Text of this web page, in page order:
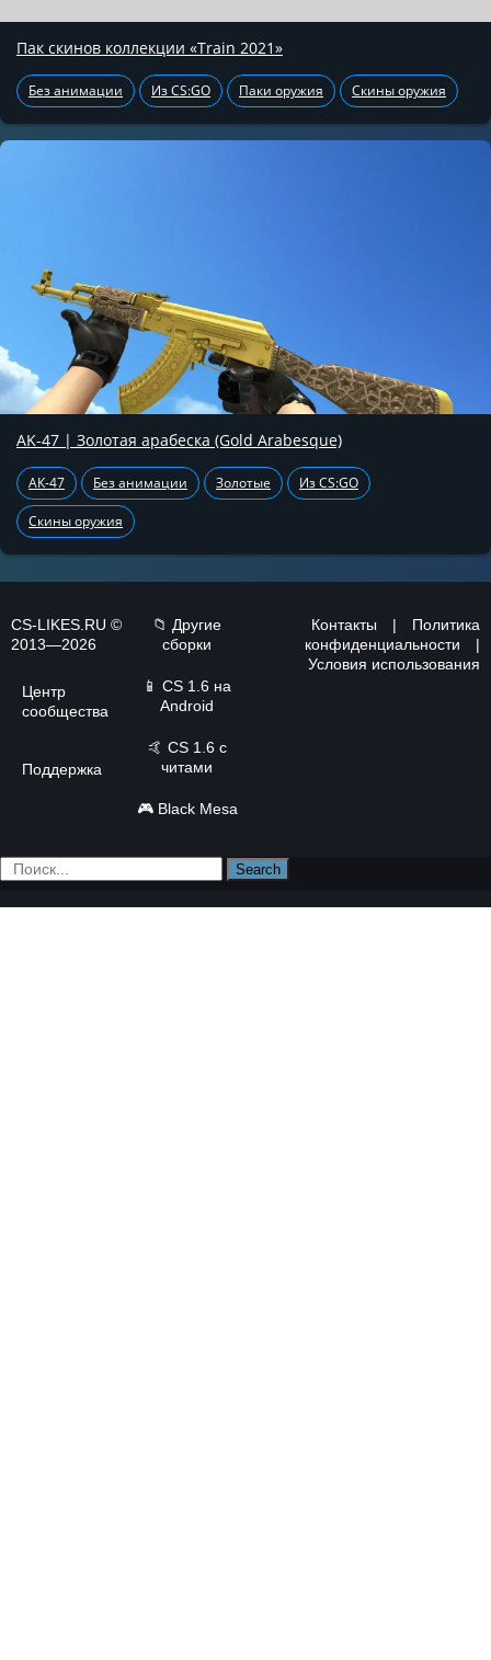
Пак скинов коллекции «Train 2021»
Без анимации Из CS:GO Паки оружия Скины оружия
AK-47 | Золотая арабеска (Gold Arabesque)
АК-47 Без анимации Золотые Из CS:GO
Скины оружия
CS-LIKES.RU ©
2013—2026
Центр
сообщества
Поддержка
📁 Другие
сборки
📱 CS 1.6 на
Android
🤙 CS 1.6 с
читами
🎮 Black Mesa
Контакты |
Политика
конфиденциальности
|
Условия использования
Search